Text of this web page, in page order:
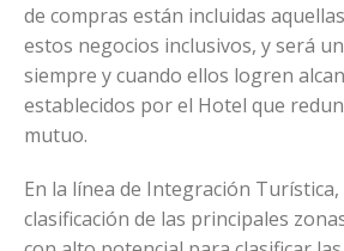
de compras están incluidas
estos negocios inclusivos, y será
siempre y cuando ellos logren
establecidos por el Hotel que
mutuo.
En la línea de Integración
clasificación de las principales